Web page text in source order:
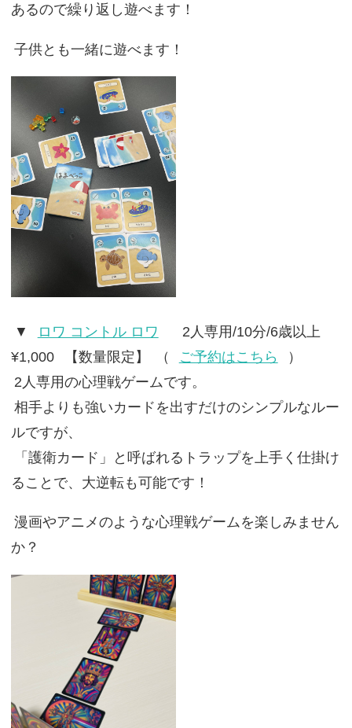
あるので繰り返し遊べます！
子供とも一緒に遊べます！
▼ ロワ コントル ロワ
2人専用/10分/6歳以上
¥1,000
【数量限定】 （ ご予約はこちら
）
2人専用の心理戦ゲームです。
相手よりも強いカードを出すだけのシンプルなルー
ルですが、
「護衛カード」と呼ばれるトラップを上手く仕掛け
ることで、大逆転も可能です！
漫画やアニメのような心理戦ゲームを楽しみません
か？